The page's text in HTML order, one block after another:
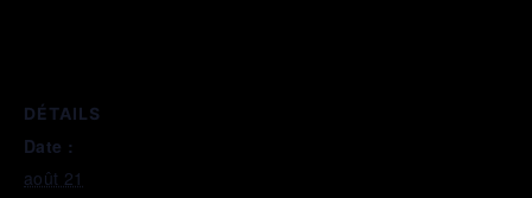
DÉTAILS
Date :
août 21